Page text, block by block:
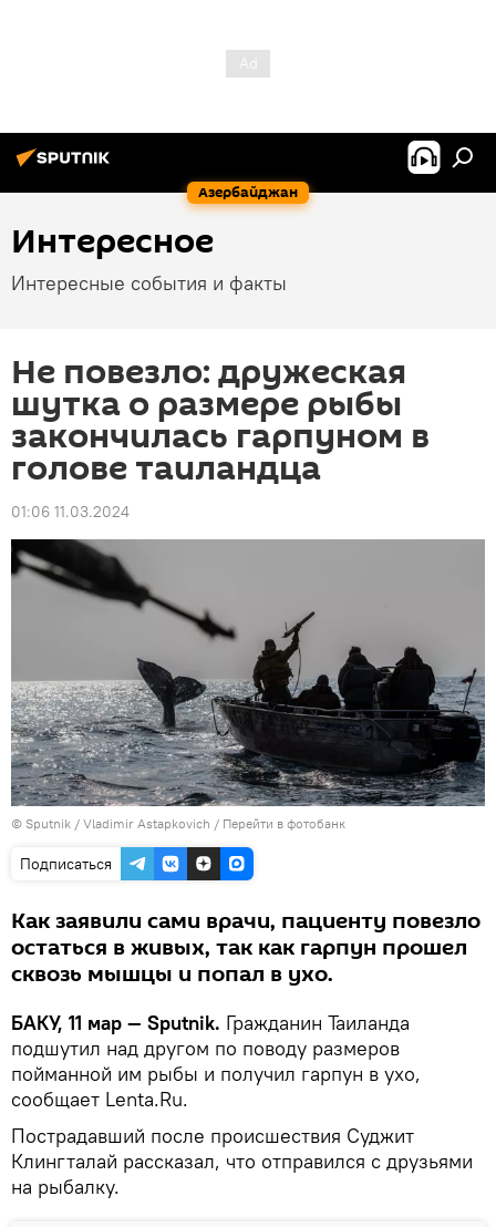
Азербайджан
Интересное
Интересные события и факты
Не повезло: дружеская
шутка о размере рыбы
закончилась гарпуном в
голове таиландца
01:06 11.03.2024
© Sputnik / Vladimir Astapkovich / Перейти в фотобанк
Подписаться
Как заявили сами врачи, пациенту повезло
остаться в живых, так как гарпун прошел
сквозь мышцы и попал в ухо.
БАКУ, 11 мар — Sputnik. Гражданин Таиланда
подшутил над другом по поводу размеров
пойманной им рыбы и получил гарпун в ухо,
сообщает Lenta.Ru.
Пострадавший после происшествия Суджит
Клингталай рассказал, что отправился с друзьями
на рыбалку.